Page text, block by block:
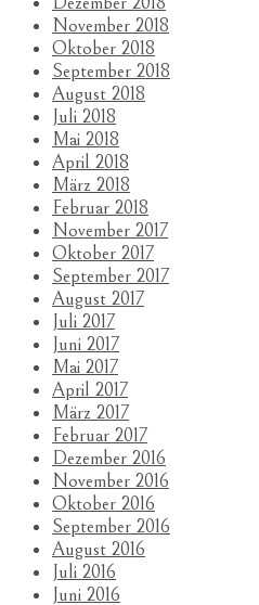
November 2018
Oktober 2018
September 2018
August 2018
Juli 2018
Mai 2018
April 2018
März 2018
Februar 2018
November 2017
Oktober 2017
September 2017
August 2017
Juli 2017
Juni 2017
Mai 2017
April 2017
März 2017
Februar 2017
Dezember 2016
November 2016
Oktober 2016
September 2016
August 2016
Juli 2016
Juni 2016